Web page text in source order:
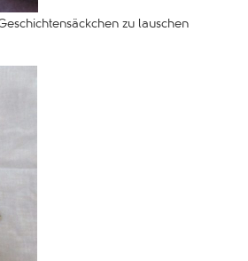
zu lauschen